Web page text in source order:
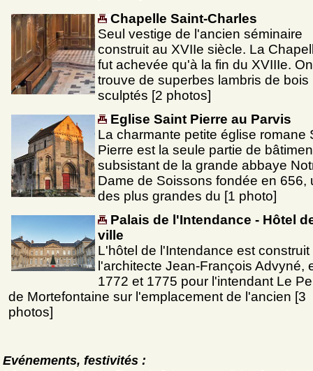
Chapelle Saint-Charles
Seul vestige de l'ancien séminaire
construit au XVIIe siècle. La
fut achevée qu'à la fin du XVIIIe.
trouve de superbes lambris de bois
sculptés [2 photos]
Eglise Saint Pierre au Parvis
La charmante petite église romane
Pierre est la seule partie de
subsistant de la grande abbaye
Dame de Soissons fondée en 656,
des plus grandes du [1 photo]
Palais de l'Intendance - Hôtel
ville
L'hôtel de l'Intendance est construit
l'architecte Jean-François Advyné,
1772 et 1775 pour l'intendant Le
de Mortefontaine sur l'emplacement de l'ancien [3
photos]
Evénements, festivités :